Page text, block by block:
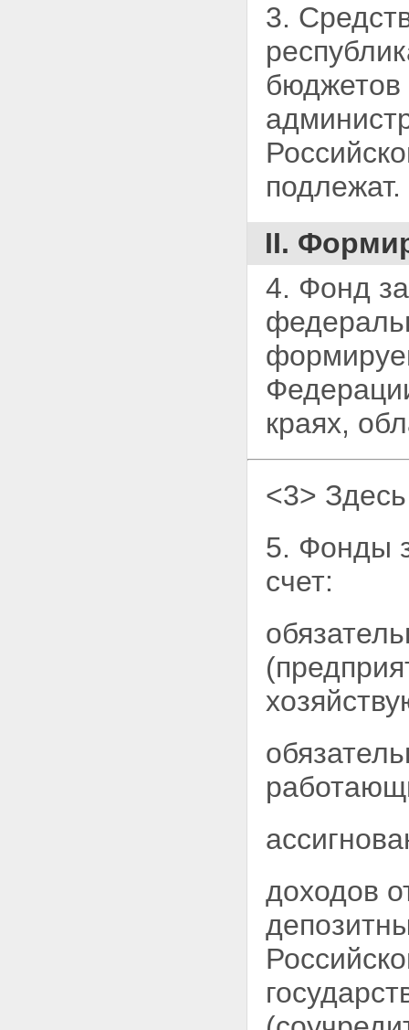
3.
бюджетов
подлежат.
II.
4. Фонд
краях,
<3>
5. Фонды
счет:
доходов